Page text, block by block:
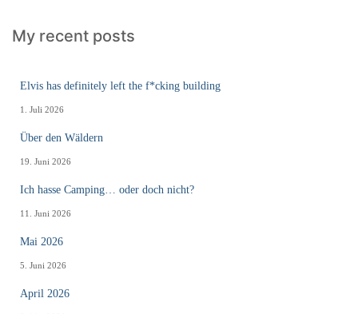
My recent posts
Elvis has definitely left the f*cking building
1. Juli 2026
Über den Wäldern
19. Juni 2026
Ich hasse Camping… oder doch nicht?
11. Juni 2026
Mai 2026
5. Juni 2026
April 2026